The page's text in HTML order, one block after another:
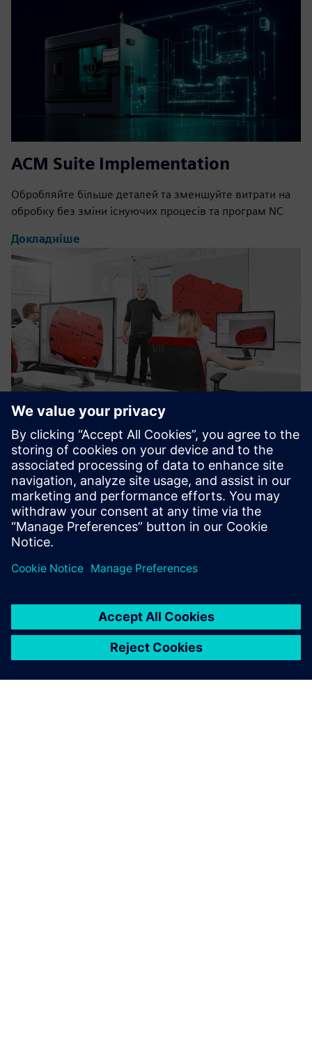
ACM Suite Implementation
Обробляйте більше деталей та зменшуйте витрати на
обробку без зміни існуючих процесів та програм NC
Докладніше
Siemens NX CAM Training courses
Ми надаємо ключі до ефективного використання NX
CAM, щоб повною мірою скористатися потужністю
цього програмного забезпечення CAM.
Докладніше